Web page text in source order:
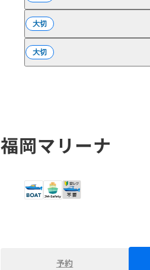
大切
大切
福岡マリーナ
予約